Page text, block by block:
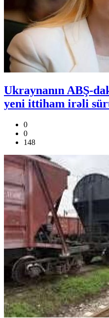
Ukraynanın ABŞ-
yeni ittiham irəli
0
0
148